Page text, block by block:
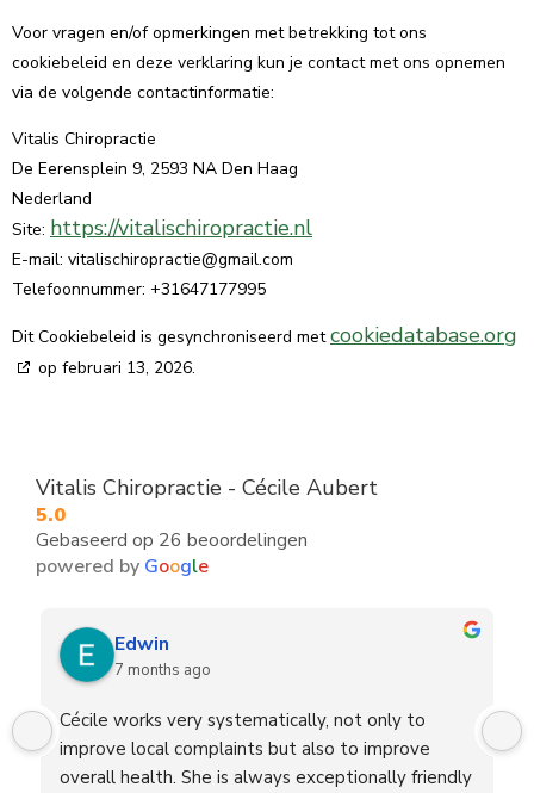
Voor vragen en/of opmerkingen met betrekking tot ons
cookiebeleid en deze verklaring kun je contact met ons opnemen
via de volgende contactinformatie:
Vitalis Chiropractie
De Eerensplein 9, 2593 NA Den Haag
Nederland
Site: https://vitalischiropractie.nl
E-mail: vitalischiropractie@gmail.com
Telefoonnummer: +31647177995
Dit Cookiebeleid is gesynchroniseerd metcookiedatabase.org
op februari 13, 2026.
Vitalis Chiropractie - Cécile Aubert
5.0
Gebaseerd op 26 beoordelingen
powered by Google
Edwin
7 months ago
Cécile works very systematically, not only to
improve local complaints but also to improve
overall health. She is always exceptionally friendly